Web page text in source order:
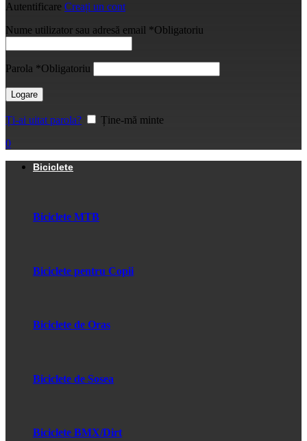
Autentificare Creați un cont
Nume utilizator sau adresă email *Obligatoriu
Parola *Obligatoriu
Logare
Ți-ai uitat parola?
Ține-mă minte
0
Biciclete
Biciclete MTB
Biciclete pentru Copii
Biciclete de Oras
Biciclete de Sosea
Biciclete BMX/Dirt